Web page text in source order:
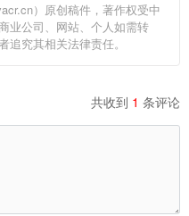
）原创稿件，著作权受中
业公司、网站、个人如需转
究其相关法律责任。
共收到 1 条评论